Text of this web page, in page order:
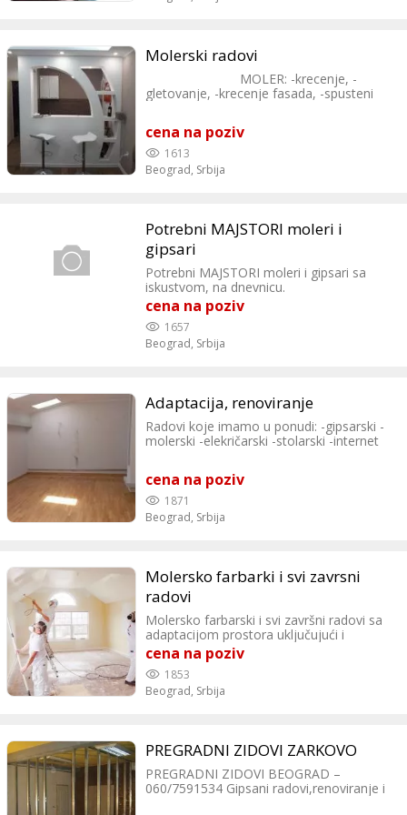
Molerski radovi
MOLER: -krecenje, -
gletovanje, -krecenje fasada, -spusteni
stolarije,ograda,radijatora... 065 902
5268
cena na poziv
1613
Beograd, Srbija
Potrebni MAJSTORI moleri i
gipsari
Potrebni MAJSTORI moleri i gipsari sa
iskustvom, na dnevnicu.
cena na poziv
1657
Beograd, Srbija
Adaptacija, renoviranje
Radovi koje imamo u ponudi: -gipsarski -
molerski -elekričarski -stolarski -internet
arhitekte, izrade komplet ili delimičnih
projekata Beograd +381659092031
cena na poziv
1871
Beograd, Srbija
Molersko farbarki i svi zavrsni
radovi
Molersko farbarski i svi završni radovi sa
adaptacijom prostora uključujući i
mašinsko krečenje. Brzina usluga 3-5 puta
brža. Radimo i krečenje zgrada. Ekipa sa
dugogodišnjim iskustvom. Uverite se
zasto smo najbolji. Beograd i okolina.
cena na poziv
1853
Beograd, Srbija
PREGRADNI ZIDOVI ZARKOVO
PREGRADNI ZIDOVI BEOGRAD –
060/7591534 Gipsani radovi,renoviranje i